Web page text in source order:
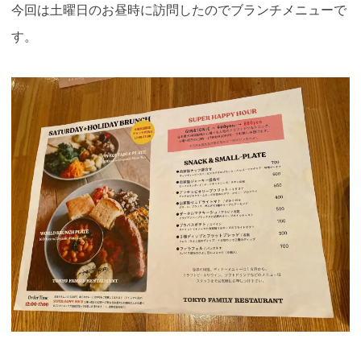
今回は土曜日のお昼時に訪問したのでブランチメニューで
す。